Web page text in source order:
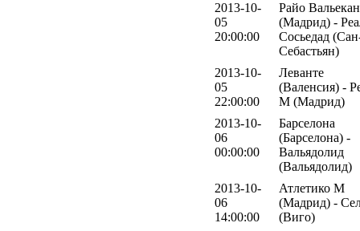
2013-10-
05
20:00:00
Райо
(Мадрид) -
Сосьедад
Себастьян)
2013-10-
05
22:00:00
Леванте
(Валенсия) -
М (Мадрид)
2013-10-
06
00:00:00
Барселона
(Барселона) -
Вальядолид
(Вальядолид)
2013-10-
06
14:00:00
Атлетико М
(Мадрид) -
(Виго)